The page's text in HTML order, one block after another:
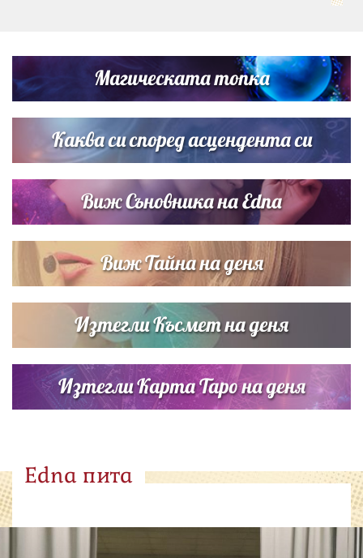
Списъкът е ясен: Джей Ло и Риана във ВИП гостите на
сватбата на Роналдо
Магическата топка
Каква си според асцендента си
Виж Съновника на Edna
Виж Тайна на деня
Изтегли Късмет на деня
Изтегли Карта Таро на деня
Edna пита